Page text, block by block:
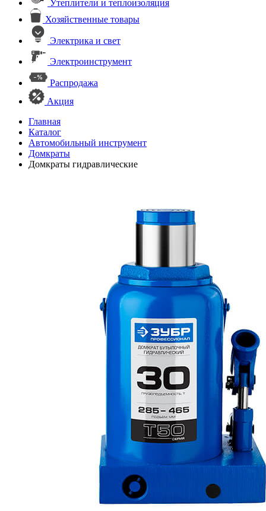
Утеплители и теплоизоляция
Хозяйственные товары
Электрика и свет
Электроинструмент
Распродажа
Акция
Главная
Каталог
Автомобильный инструмент
Домкраты
Домкраты гидравлические